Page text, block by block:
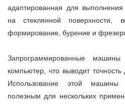
адаптированная для
на стеклянной поверхности,
формирование, бурение и
Запрограммированные
компьютер, что выводит
Использование этой машины
полезным для нескольких